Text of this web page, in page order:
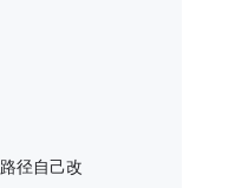
径自己改